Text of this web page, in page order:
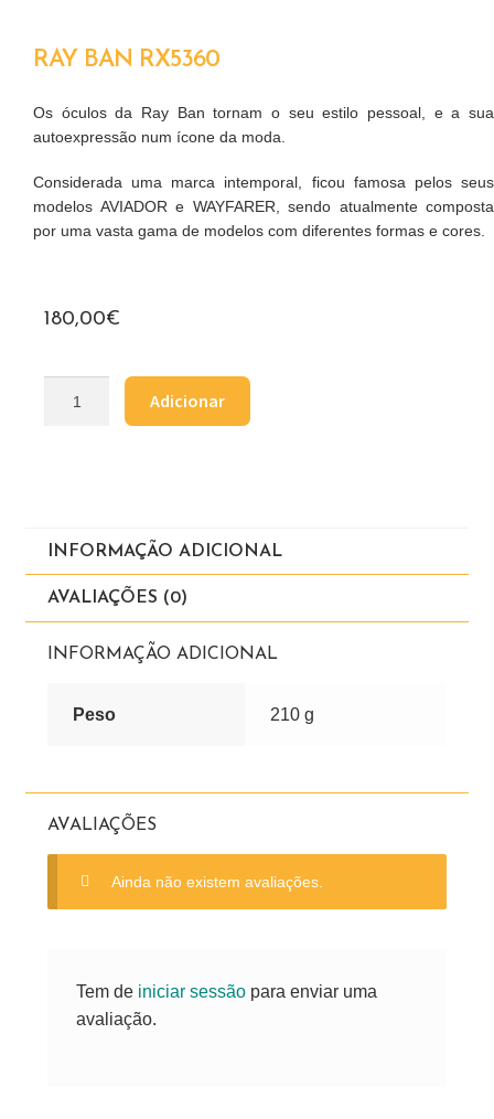
RAY BAN RX5360
Os óculos da Ray Ban tornam o seu estilo pessoal, e a sua
autoexpressão num ícone da moda.
Considerada uma marca intemporal, ficou famosa pelos seus
modelos AVIADOR e WAYFARER, sendo atualmente composta
por uma vasta gama de modelos com diferentes formas e cores.
180,00€
Adicionar
INFORMAÇÃO ADICIONAL
AVALIAÇÕES (0)
INFORMAÇÃO ADICIONAL
Peso 210 g
AVALIAÇÕES
Ainda não existem avaliações.
Tem de iniciar sessão para enviar uma
avaliação.